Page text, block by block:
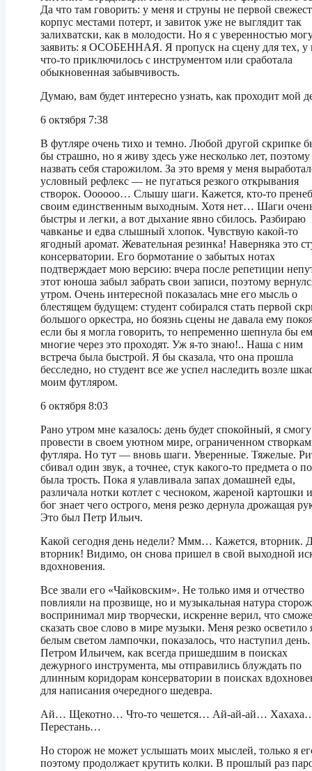
Да что там говорить: у меня и струны не первой
корпус местами потерт, и завиток уже не выглядит так
залихватски, как в молодости. Но я с уверенностью
заявить: я ОСОБЕННАЯ. Я пропуск на сцену для тех, у
что-то приключилось с инструментом или сработала
обыкновенная забывчивость.
Думаю, вам будет интересно узнать, как проходит мой
6 октября 7:38
В футляре очень тихо и темно. Любой другой скрипке
бы страшно, но я живу здесь уже несколько лет,
назвать себя старожилом. За это время у меня
условный рефлекс — не пугаться резкого открывания
створок. Оооооо… Слышу шаги. Кажется, кто-то
своим единственным выходным. Хотя нет… Шаги
быстры и легки, а вот дыхание явно сбилось. Разбираю
чавканье и едва слышный хлопок. Чувствую какой-то
ягодный аромат. Жевательная резинка! Наверняка это
консерватории. Его бормотание о забытых нотах
подтверждает мою версию: вчера после репетиции
этот юноша забыл забрать свои записи, поэтому
утром. Очень интересной показалась мне его мысль о
блестящем будущем: студент собирался стать первой
большого оркестра, но боязнь сцены не давала ему
если бы я могла говорить, то непременно шепнула бы
многие через это проходят. Уж я-то знаю!.. Наша с ним
встреча была быстрой. Я бы сказала, что она прошла
бесследно, но студент все же успел наследить возле
моим футляром.
6 октября 8:03
Рано утром мне казалось: день будет спокойный, я
провести в своем уютном мире, ограниченном
футляра. Но тут — вновь шаги. Уверенные. Тяжелые.
сбивал один звук, а точнее, стук какого-то предмета о
была трость. Пока я улавливала запах домашней еды,
различала нотки котлет с чесноком, жареной картошки
бог знает чего острого, меня резко дернула дрожащая
Это был Петр Ильич.
Какой сегодня день недели? Ммм… Кажется, вторник.
вторник! Видимо, он снова пришел в свой выходной
вдохновения.
Все звали его «Чайковским». Не только имя и отчество
повлияли на прозвище, но и музыкальная натура
воспринимал мир творчески, искренне верил, что
сказать свое слово в мире музыки. Меня резко осветило
белым светом лампочки, показалось, что наступил
Петром Ильичем, как всегда пришедшим в поисках
дежурного инструмента, мы отправились блуждать по
длинным коридорам консерватории в поисках
для написания очередного шедевра.
Ай… Щекотно… Что-то чешется… Ай-ай-ай…
Перестань…
Но сторож не может услышать моих мыслей, только я
поэтому продолжает крутить колки. В прошлый раз